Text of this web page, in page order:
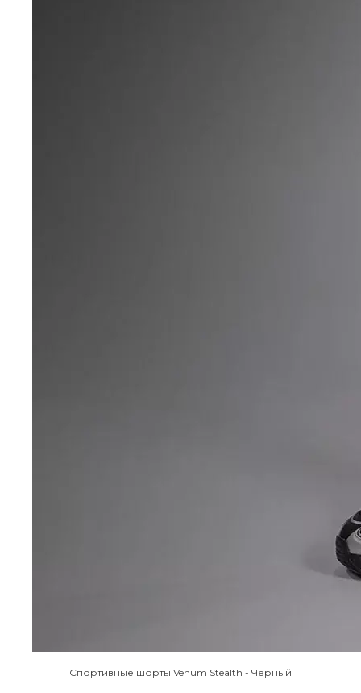
Спортивные шорты Venum Stealth - Черный